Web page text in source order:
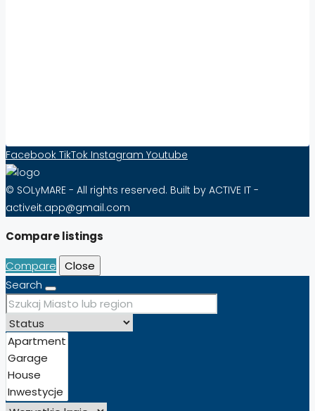
Facebook TikTok Instagram Youtube
© SOLyMARE - All rights reserved. Built by ACTIVE IT -
activeit.app@gmail.com
Compare listings
Compare
Close
Search